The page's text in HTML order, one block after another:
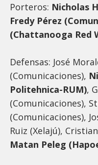
Porteros: Nicholas
Fredy Pérez
(Chattanooga Red
Defensas: José
(Comunicaciones),
Politehnica-RUM),
(Comunicaciones),
(Comunicaciones),
Ruiz (Xelajú),
Matan Peleg